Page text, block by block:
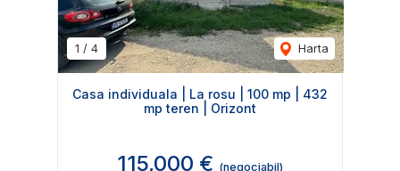
1 / 4 Harta
Casa individuala | La rosu | 100 mp | 432
mp teren | Orizont
115,000 € (negociabil)